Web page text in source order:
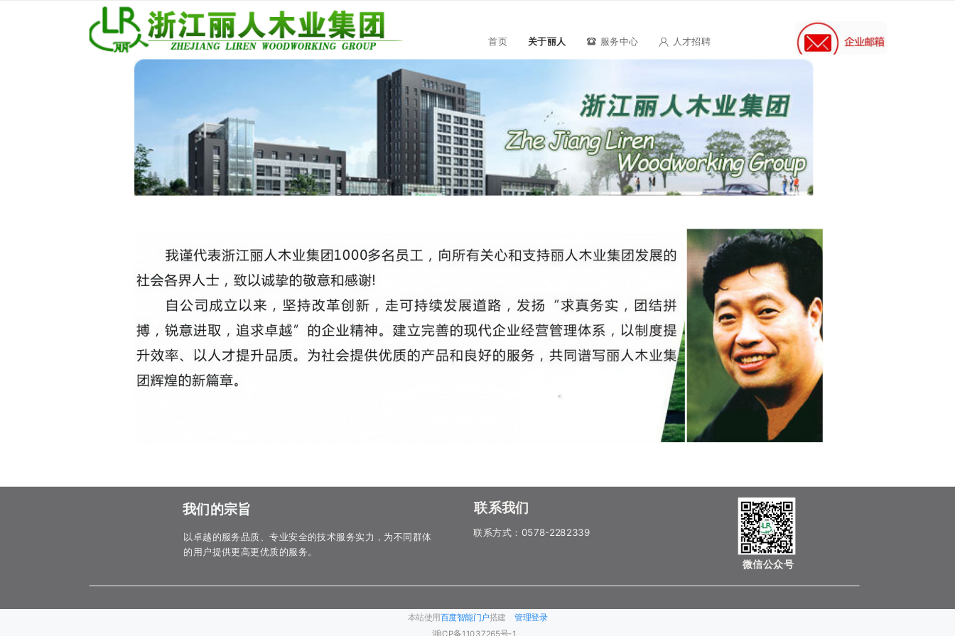
首页 关于丽人 服务中心 人才招聘
我们的宗旨
以卓越的服务品质、专业安全的技术服务实力，为不同群体
的用户提供更高更优质的服务。
联系我们
联系方式： 0578-2282339
微信公众号
本站使用百度智能门户搭建 管理登录
浙ICP备11037265号-1